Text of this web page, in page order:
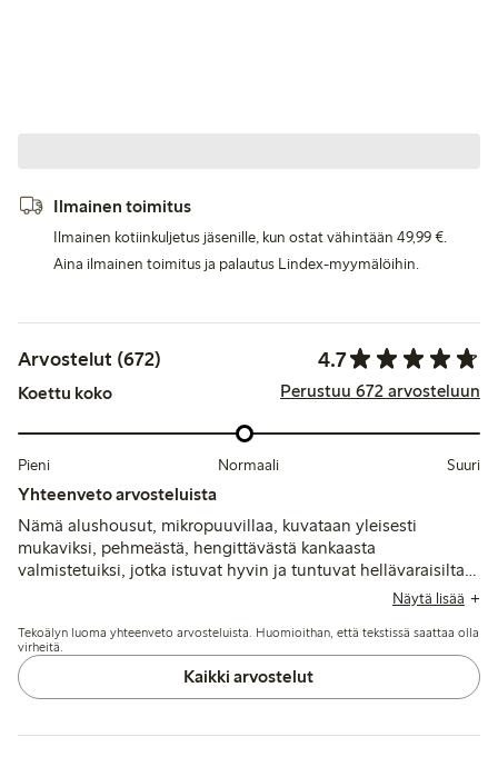
Ilmainen toimitus
Ilmainen kotiinkuljetus jäsenille, kun ostat vähintään 49,99 €.
Aina ilmainen toimitus ja palautus Lindex-myymälöihin.
Arvostelut (672) 4.7
Koettu koko Perustuu 672 arvosteluun
Pieni Normaali Suuri
Yhteenveto arvosteluista
Nämä alushousut, mikropuuvillaa, kuvataan yleisesti
mukaviksi, pehmeästä, hengittävästä kankaasta
valmistetuiksi, jotka istuvat hyvin ja tuntuvat hellävaraisilta
ihoa vasten. Useimmat asiakkaat kokevat istuvuuden olevan
muodon säilymistä, vaikka jotkut mainitsevat kokovaihteluita
ja satunnaisia ongelmia saumoissa tai pitsissä, jotka
aiheuttavat lievää epämukavuutta.
Näytä lisää
Tekoälyn luoma yhteenveto arvosteluista. Huomioithan, että tekstissä saattaa olla
virheitä.
Kaikki arvostelut